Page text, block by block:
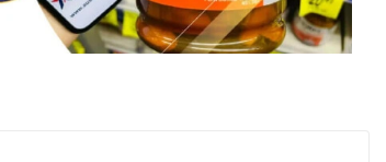
Rexona Men Invisible Dry Black &
các kênh tư vấn hỗ trợ khách hàng của